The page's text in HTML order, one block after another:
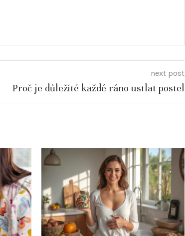
next post
Proč je důležité každé ráno ustlat postel